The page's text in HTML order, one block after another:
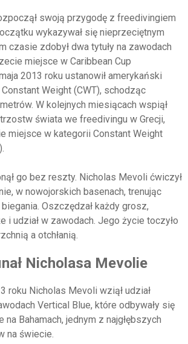
swoją przygodę z freedivingiem
wykazywał się nieprzeciętnym
czasie zdobył dwa tytuły na zawodach
miejsce w Caribbean Cup
2013 roku ustanowił amerykański
Weight (CWT), schodząc
W kolejnych miesiącach wspiął
świata we freedivingu w Grecji,
miejsce w kategorii Constant Weight
go bez reszty. Nicholas Mevoli ćwiczył
w nowojorskich basenach, trenując
Oszczędzał każdy grosz,
i udział w zawodach. Jego życie toczyło
a otchłanią.
Nicholasa Mevolie
roku Nicholas Mevoli wziął udział
Vertical Blue, które odbywały się
na Bahamach, jednym z najgłębszych
na świecie.